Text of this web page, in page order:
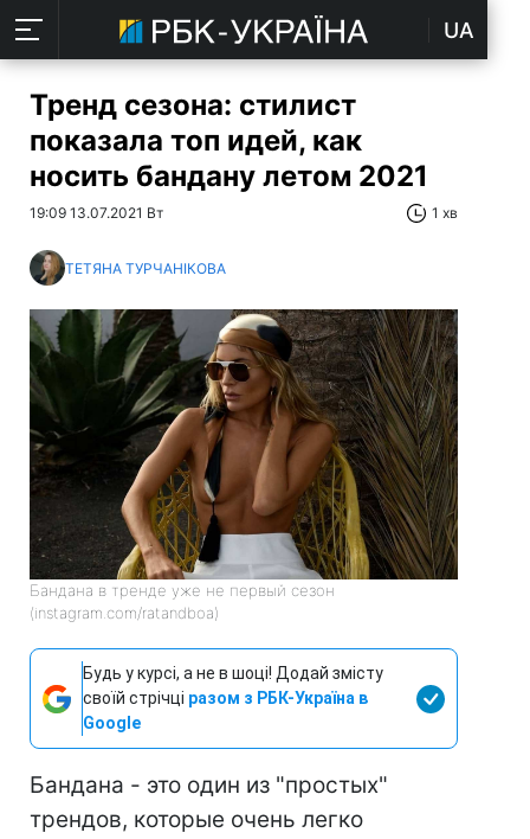
UA
Тренд сезона: стилист
показала топ идей, как
носить бандану летом 2021
19:09 13.07.2021 Вт 1 хв
ТЕТЯНА ТУРЧАНІКОВА
Бандана в тренде уже не первый сезон
(instagram.com/ratandboa)
Будь у курсі, а не в шоці! Додай змісту
своїй стрічці разом з РБК-Україна в
Google
Бандана - это один из "простых"
трендов, которые очень легко